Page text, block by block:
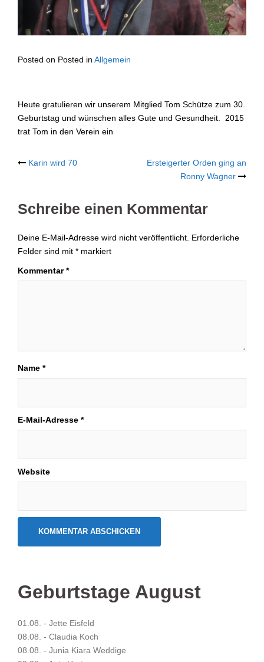
Posted on Posted in Allgemein
Heute gratulieren wir unserem Mitglied Tom Schütze zum 30.
Geburtstag und wünschen alles Gute und Gesundheit. 2015
trat Tom in den Verein ein
Post
navigation
Karin wird 70
Ersteigerter Orden ging an
Ronny Wagner
Schreibe einen Kommentar
Deine E-Mail-Adresse wird nicht veröffentlicht. Erforderliche
Felder sind mit * markiert
Kommentar*
Name *
E-Mail-Adresse *
Website
Geburtstage August
01.08. - Jette Eisfeld
08.08. - Claudia Koch
08.08. - Junia Kiara Weddige